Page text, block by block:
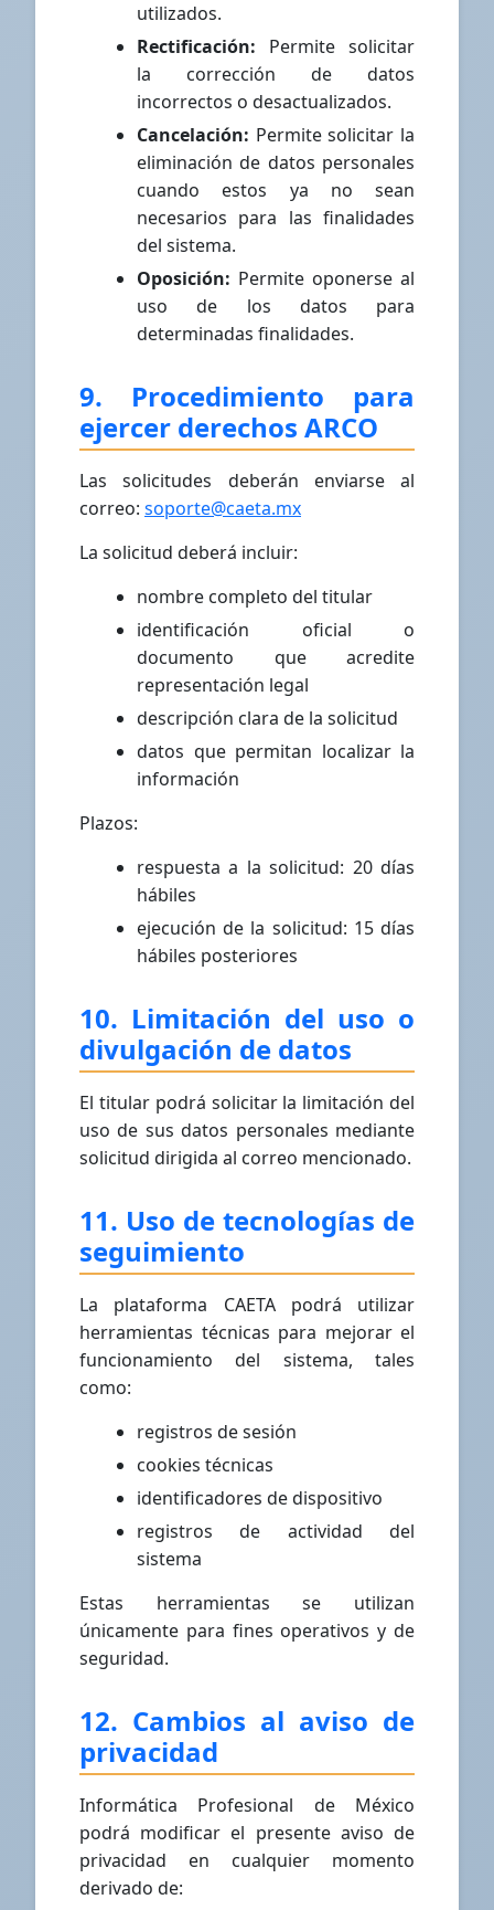
utilizados.
Rectificación: Permite solicitar
la corrección de datos
incorrectos o desactualizados.
Cancelación: Permite solicitar la
eliminación de datos personales
cuando estos ya no sean
necesarios para las finalidades
del sistema.
Oposición: Permite oponerse al
uso de los datos para
determinadas finalidades.
9. Procedimiento para
ejercer derechos ARCO
Las solicitudes deberán enviarse al
correo: soporte@caeta.mx
La solicitud deberá incluir:
nombre completo del titular
identificación oficial o
documento que acredite
representación legal
descripción clara de la solicitud
datos que permitan localizar la
información
Plazos:
respuesta a la solicitud: 20 días
hábiles
ejecución de la solicitud: 15 días
hábiles posteriores
10. Limitación del uso o
divulgación de datos
El titular podrá solicitar la limitación del
uso de sus datos personales mediante
solicitud dirigida al correo mencionado.
11. Uso de tecnologías de
seguimiento
La plataforma CAETA podrá utilizar
herramientas técnicas para mejorar el
funcionamiento del sistema, tales
como:
registros de sesión
cookies técnicas
identificadores de dispositivo
registros de actividad del
sistema
Estas herramientas se utilizan
únicamente para fines operativos y de
seguridad.
12. Cambios al aviso de
privacidad
Informática Profesional de México
podrá modificar el presente aviso de
privacidad en cualquier momento
derivado de: